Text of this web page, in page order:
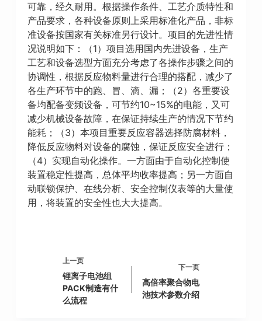
可靠，经久耐用。根据操作条件、工艺介质特性和
产品要求，各种设备原则上采用标准化产品，非标
准设备按国家有关标准另行设计。项目的先进性情
况说明如下：（1）项目选用国内先进设备，生产
工艺和设备选型方面充分考虑了各操作步骤之间的
协调性，根据反应物料量进行合理的搭配，减少了
各生产环节中的跑、冒、滴、漏；（2）各重要设
备均配备变频设备，可节约10~15%的电能，又可
减少机械设备故障，在保证持续生产的情况下节约
能耗；（3）本项目重要反应容器选择防腐材料，
降低反应物料对设备的腐蚀，保证反应安全进行；
（4）实现自动化操作。一方面由于自动化控制使
装置稳定性提高，总体平均收率提高；另一方面自
动联锁保护、在线分析、安全控制仪表等的大量使
用，将装置的安全性也大大提高。
上一页
锂离子电池组
PACK制造有什
么流程
下一页
高倍率聚合物电
池技术参数介绍